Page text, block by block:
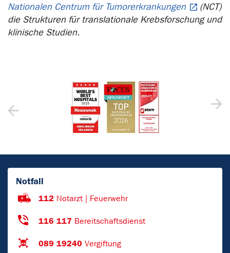
Nationalen Centrum für Tumorerkrankungen
(NCT)
die Strukturen für translationale Krebsforschung und
klinische Studien.
Notfall
112 Notarzt | Feuerwehr
116 117 Bereitschaftsdienst
089 19240 Vergiftung